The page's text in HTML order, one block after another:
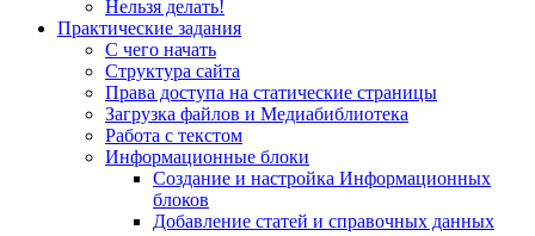
Нельзя делать!
Практические задания
С чего начать
Структура сайта
Права доступа на статические страницы
Загрузка файлов и Медиабиблиотека
Работа с текстом
Информационные блоки
Создание и настройка Информационных
блоков
Добавление статей и справочных данных